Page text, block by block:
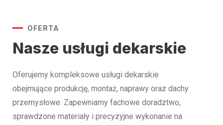
OFERTA
Nasze usługi dekarskie
Oferujemy kompleksowe usługi dekarskie
obejmujące produkcję, montaż, naprawy oraz dachy
przemysłowe. Zapewniamy fachowe doradztwo,
sprawdzone materiały i precyzyjne wykonanie na